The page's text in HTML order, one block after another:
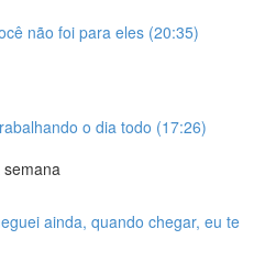
não foi para eles (20:35)
o dia todo (17:26)
ainda, quando chegar, eu te